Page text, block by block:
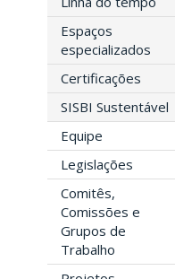
Espaços
especializados
Certificações
SISBI Sustentável
Equipe
Legislações
Comitês,
Comissões e
Grupos de
Trabalho